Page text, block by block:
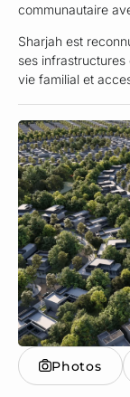
communautaire
Sharjah est
ses
vie familial et
Photos